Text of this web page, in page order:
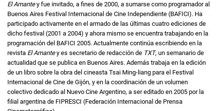
El Amantey fue invitado, a fines de 2000, a sumarse como programador al
Buenos Aires Festival Internacional de Cine Independiente (BAFICI). Ha
participado activamente en el armado de las últimas cuatro ediciones de
dicho festival (2001 a 2004) y ahora mismo se encuentra trabajando en la
programación del BAFICI 2005. Actualmente continúa escribiendo en la
revista El Amantey es secretario de redacción de TXT, un semanario de
actualidad que se publica en Buenos Aires. Además trabaja en la edición
de un libro sobre la obra del cineasta Tsai Ming-liang para el Festival
Internacional de Cine de Gijón, y en la coordinación de un volumen
colectivo dedicado al Nuevo Cine Argentino, a ser editado en 2005 por la
filial argentina de FIPRESCI (Federación Internacional de Prensa